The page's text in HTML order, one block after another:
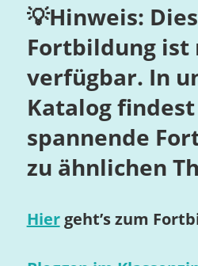
💡Hinweis:
Fortbildung ist
verfügbar. In
Katalog
spannende
zu ähnlichen
Hiergeht’s zum